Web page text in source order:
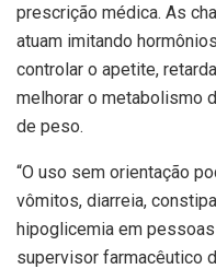
prescrição médica. As
atuam imitando
controlar o apetite,
melhorar o metabolismo
de peso.
“O uso sem orientação
vômitos, diarreia,
hipoglicemia em
supervisor farmacêutico